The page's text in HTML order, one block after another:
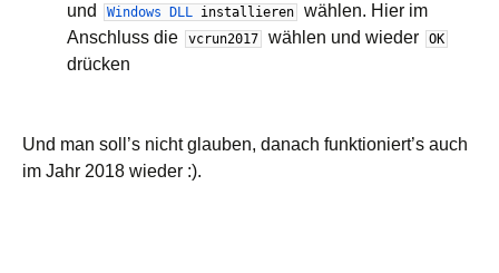
und
Windows DLL installieren
wählen. Hier im
Anschluss die
vcrun2017 wählen und wieder OK
drücken
Und man soll’s nicht glauben, danach funktioniert’s auch
im Jahr 2018 wieder :).